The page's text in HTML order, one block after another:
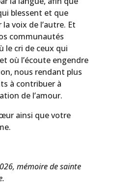
blessent et que
la voix de l’autre. Et
communautés
le cri de ceux qui
où l’écoute engendre
nous rendant plus
à contribuer à
de l’amour.
ainsi que votre
mémoire de sainte